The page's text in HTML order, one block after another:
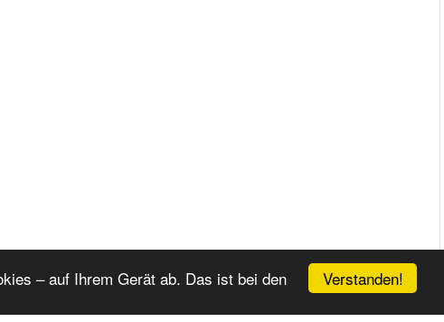
Verstanden!
– auf Ihrem Gerät ab. Das ist bei den